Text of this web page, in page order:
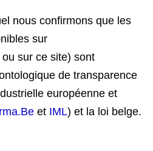
nous confirmons que les
sur
ou sur ce site) sont
de transparence
européenne et
et IML) et la loi belge.